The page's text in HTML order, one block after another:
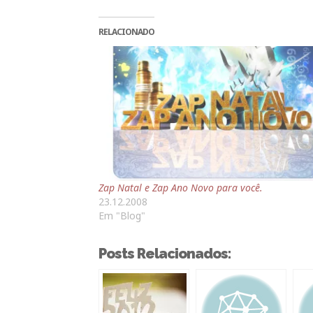
RELACIONADO
Zap Natal e Zap Ano Novo para você.
23.12.2008
Em "Blog"
Posts Relacionados: